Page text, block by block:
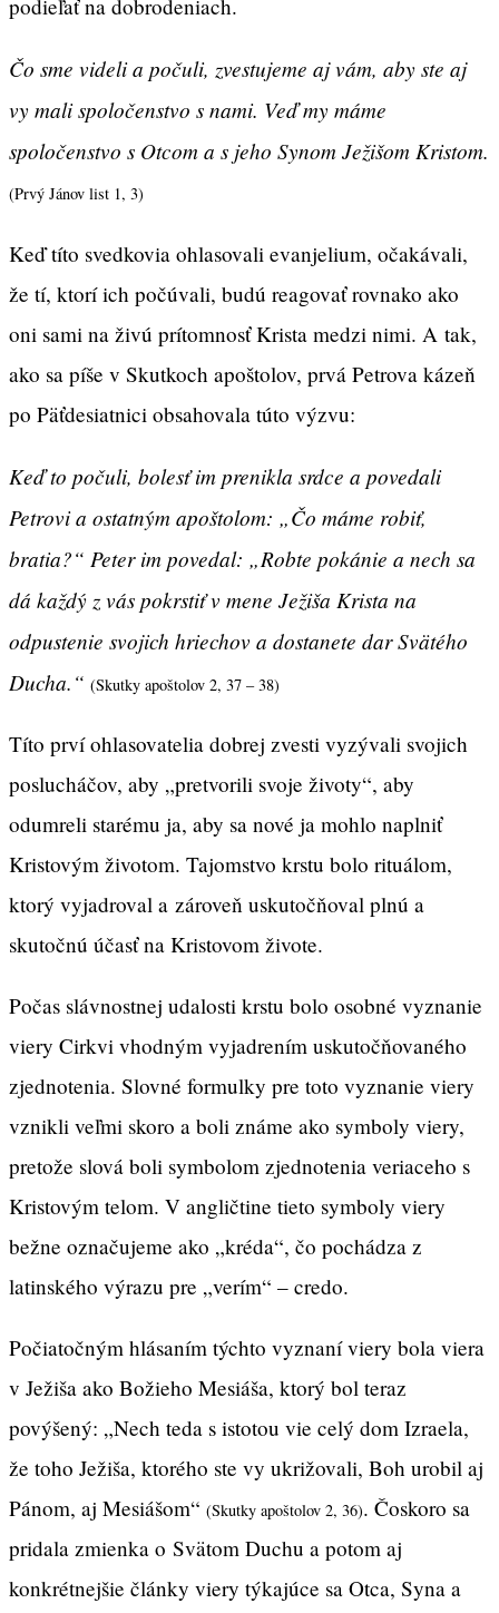
podieľať na dobrodeniach.
Čo sme videli a počuli, zvestujeme aj vám, aby ste aj
vy mali spoločenstvo s nami. Veď my máme
spoločenstvo s Otcom a s jeho Synom Ježišom Kristom.
(Prvý Jánov list 1, 3)
Keď títo svedkovia ohlasovali evanjelium, očakávali,
že tí, ktorí ich počúvali, budú reagovať rovnako ako
oni sami na živú prítomnosť Krista medzi nimi. A tak,
ako sa píše v Skutkoch apoštolov, prvá Petrova kázeň
po Päťdesiatnici obsahovala túto výzvu:
Keď to počuli, bolesť im prenikla srdce a povedali
Petrovi a ostatným apoštolom: „Čo máme robiť,
bratia?“ Peter im povedal: „Robte pokánie a nech sa
dá každý z vás pokrstiť v mene Ježiša Krista na
odpustenie svojich hriechov a dostanete dar Svätého
Ducha.“ (Skutky apoštolov 2, 37 – 38)
Títo prví ohlasovatelia dobrej zvesti vyzývali svojich
poslucháčov, aby „pretvorili svoje životy“, aby
odumreli starému ja, aby sa nové ja mohlo naplniť
Kristovým životom. Tajomstvo krstu bolo rituálom,
ktorý vyjadroval a zároveň uskutočňoval plnú a
skutočnú účasť na Kristovom živote.
Počas slávnostnej udalosti krstu bolo osobné vyznanie
viery Cirkvi vhodným vyjadrením uskutočňovaného
zjednotenia. Slovné formulky pre toto vyznanie viery
vznikli veľmi skoro a boli známe ako symboly viery,
pretože slová boli symbolom zjednotenia veriaceho s
Kristovým telom. V angličtine tieto symboly viery
bežne označujeme ako „kréda“, čo pochádza z
latinského výrazu pre „verím“ – ​​credo.
Počiatočným hlásaním týchto vyznaní viery bola viera
v Ježiša ako Božieho Mesiáša, ktorý bol teraz
povýšený: „Nech teda s istotou vie celý dom Izraela,
že toho Ježiša, ktorého ste vy ukrižovali, Boh urobil aj
Pánom, aj Mesiášom“ (Skutky apoštolov 2, 36). Čoskoro sa
pridala zmienka o Svätom Duchu a potom aj
konkrétnejšie články viery týkajúce sa Otca, Syna a